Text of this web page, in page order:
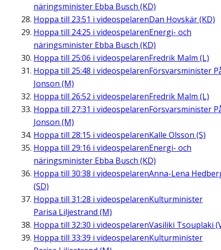
näringsminister Ebba Busch (KD)
Hoppa till 23:51 i videospelarenDan Hovskär (KD)
Hoppa till 24:25 i videospelarenEnergi- och
näringsminister Ebba Busch (KD)
Hoppa till 25:06 i videospelarenFredrik Malm (L)
Hoppa till 25:48 i videospelarenFörsvarsminister
Jonson (M)
Hoppa till 26:52 i videospelarenFredrik Malm (L)
Hoppa till 27:31 i videospelarenFörsvarsminister
Jonson (M)
Hoppa till 28:15 i videospelarenKalle Olsson (S)
Hoppa till 29:16 i videospelarenEnergi- och
näringsminister Ebba Busch (KD)
Hoppa till 30:38 i videospelarenAnna-Lena
(SD)
Hoppa till 31:28 i videospelarenKulturminister
Parisa Liljestrand (M)
Hoppa till 32:30 i videospelarenVasiliki Tsouplaki
Hoppa till 33:39 i videospelarenKulturminister